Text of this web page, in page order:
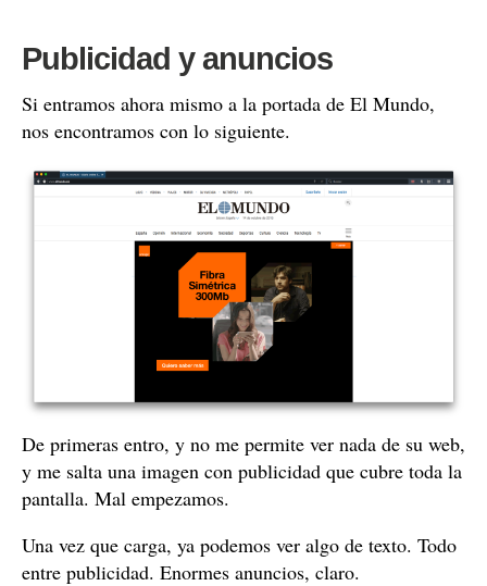
Publicidad y anuncios
Si entramos ahora mismo a la portada de El Mundo,
nos encontramos con lo siguiente.
De primeras entro, y no me permite ver nada de su web,
y me salta una imagen con publicidad que cubre toda la
pantalla. Mal empezamos.
Una vez que carga, ya podemos ver algo de texto. Todo
entre publicidad. Enormes anuncios, claro.